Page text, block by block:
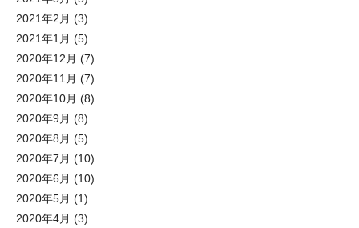
2021年2月 (3)
2021年1月 (5)
2020年12月 (7)
2020年11月 (7)
2020年10月 (8)
2020年9月 (8)
2020年8月 (5)
2020年7月 (10)
2020年6月 (10)
2020年5月 (1)
2020年4月 (3)